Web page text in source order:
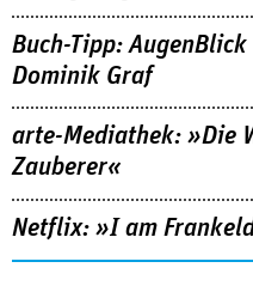
Buch-Tipp:
Dominik Graf
arte-Mediathek: »Die
Zauberer«
Netflix: »I am